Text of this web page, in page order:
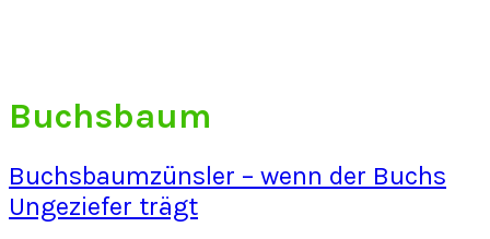
Buchsbaum
Buchsbaumzünsler – wenn der Buchs
Ungeziefer trägt